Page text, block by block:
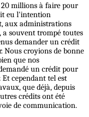
20 millions à faire pour
eu l'intention
aux administrations
a souvent trompé toutes
demander un crédit
Nous croyions de bonne
que nos
un crédit pour
cependant tel est
que déjà, depuis
crédits ont été
de communication.